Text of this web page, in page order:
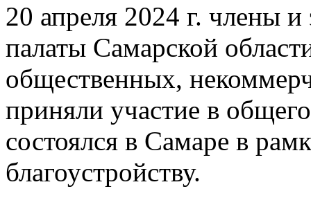
20 апреля 2024 г. члены
палаты Самарской
общественных,
приняли участие в
состоялся в Самаре в
благоустройству.